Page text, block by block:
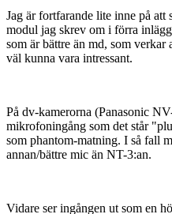
Jag är fortfarande lite inne på
modul jag skrev om i förra
som är bättre än md, som verkar
väl kunna vara intressant.
På dv-kamerorna (Panasonic
mikrofoningång som det står
som phantom-matning. I så fall
annan/bättre mic än NT-3:an.
Vidare ser ingången ut som en